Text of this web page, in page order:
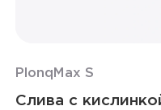
Plonq Max S
Слива с